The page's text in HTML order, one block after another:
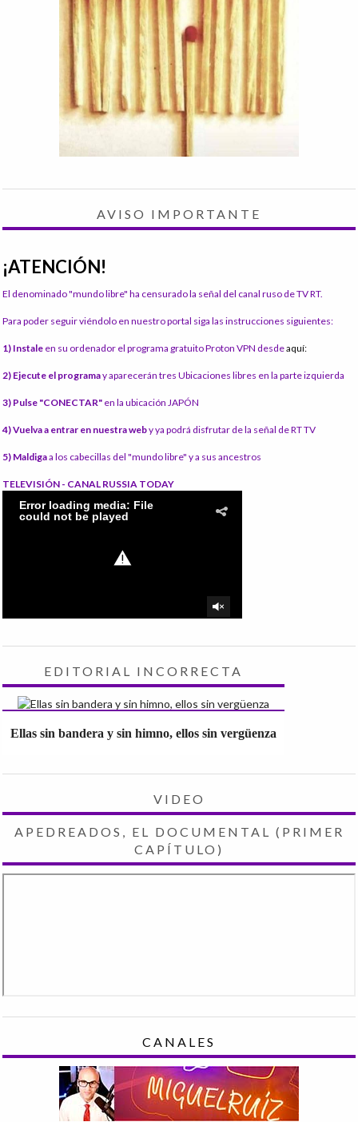
AVISO IMPORTANTE
¡ATENCIÓN!
El denominado "mundo libre" ha censurado la señal del canal ruso de TV RT.
Para poder seguir viéndolo en nuestro portal siga las instrucciones siguientes:
1) Instale en su ordenador el programa gratuito Proton VPN desdeaquí:
2) Ejecute el programay aparecerán tres Ubicaciones libres en la parte izquierda
3) Pulse "CONECTAR" en la ubicación JAPÓN
4) Vuelva a entrar en nuestra weby ya podrá disfrutar de la señal de RT TV
5) Maldigaa los cabecillas del "mundo libre" y a sus ancestros
TELEVISIÓN - CANAL RUSSIA TODAY
EDITORIAL INCORRECTA
Ellas sin bandera y sin himno, ellos sin vergüenza
VIDEO
APEDREADOS, EL DOCUMENTAL (PRIMER
CAPÍTULO)
CANALES